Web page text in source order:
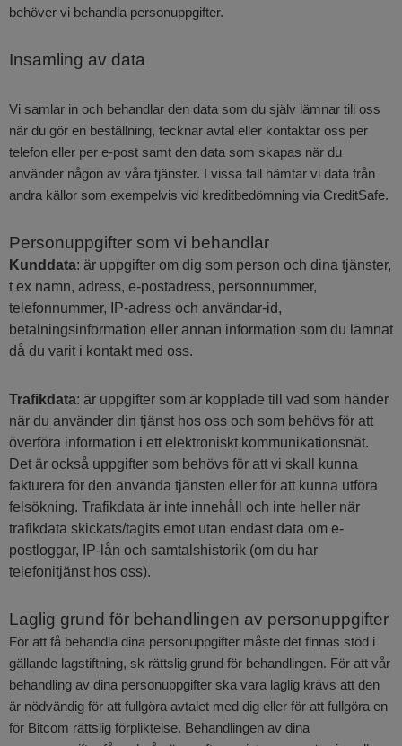
behöver vi behandla personuppgifter.
Insamling av data
Vi samlar in och behandlar den data som du själv lämnar till oss
när du gör en beställning, tecknar avtal eller kontaktar oss per
telefon eller per e-post samt den data som skapas när du
använder någon av våra tjänster. I vissa fall hämtar vi data från
andra källor som exempelvis vid kreditbedömning via CreditSafe.
Personuppgifter som vi behandlar
Kunddata: är uppgifter om dig som person och dina tjänster,
t ex namn, adress, e-postadress, personnummer,
telefonnummer, IP-adress och användar-id,
betalningsinformation eller annan information som du lämnat
då du varit i kontakt med oss.
Trafikdata: är uppgifter som är kopplade till vad som händer
när du använder din tjänst hos oss och som behövs för att
överföra information i ett elektroniskt kommunikationsnät.
Det är också uppgifter som behövs för att vi skall kunna
fakturera för den använda tjänsten eller för att kunna utföra
felsökning. Trafikdata är inte innehåll och inte heller när
trafikdata skickats/tagits emot utan endast data om e-
postloggar, IP-lån och samtalshistorik (om du har
telefonitjänst hos oss).
Laglig grund för behandlingen av personuppgifter
För att få behandla dina personuppgifter måste det finnas stöd i
gällande lagstiftning, sk rättslig grund för behandlingen. För att vår
behandling av dina personuppgifter ska vara laglig krävs att den
är nödvändig för att fullgöra avtalet med dig eller för att fullgöra en
för Bitcom rättslig förpliktelse. Behandlingen av dina